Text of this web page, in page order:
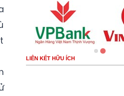
LIÊN KẾT HỮU ÍCH